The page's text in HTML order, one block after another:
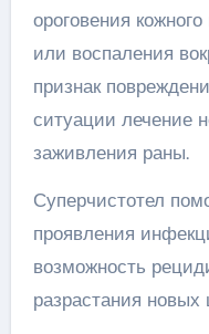
ороговения
или воспаления
признак
ситуации лечение
заживления раны.
Суперчистотел
проявления
возможность
разрастания